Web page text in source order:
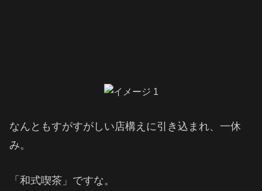
なんともすがすがしい店構えに引き込まれ、一休
み。
「和式喫茶」ですな。